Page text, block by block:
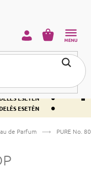
ESETÉN •
ESETÉN •
ESETÉN •
KOSÁR
de Parfum PURE No.